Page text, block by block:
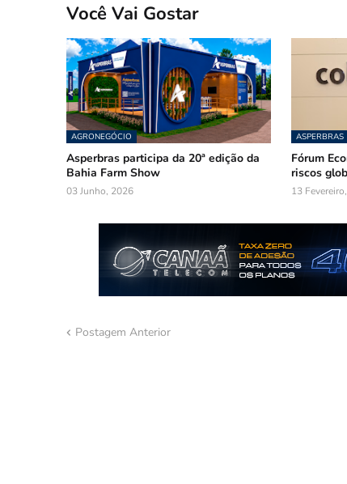
Você Vai Gostar
AGRONEGÓCIO
Asperbras participa da 20ª edição da
Bahia Farm Show
03 Junho, 2026
ASPERBRAS
Fórum
riscos
13
Postagem Anterior